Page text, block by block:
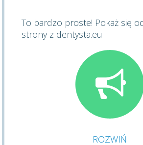
To bardzo proste! Pokaż się
strony z dentysta.eu
ROZWIŃ